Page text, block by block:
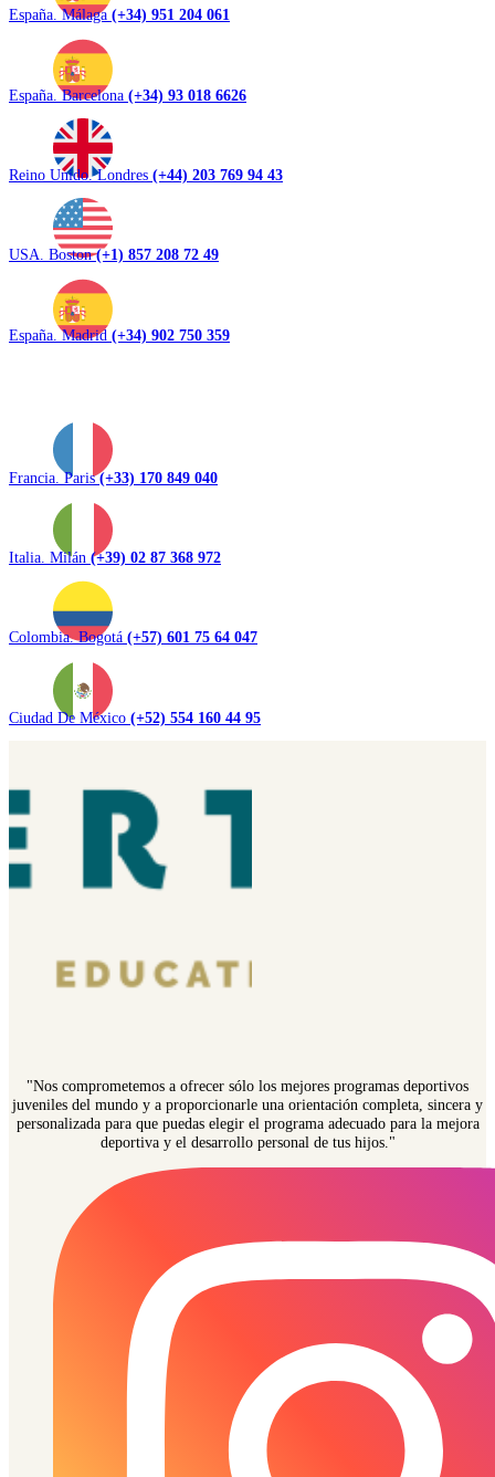
España. Málaga (+34) 951 204 061
España. Barcelona (+34) 93 018 6626
Reino Unido. Londres (+44) 203 769 94 43
USA. Boston(+1) 857 208 72 49
España. Madrid (+34) 902 750 359
Francia. Paris(+33) 170 849 040
Italia. Milán (+39) 02 87 368 972
Colombia. Bogotá (+57) 601 75 64 047
Ciudad De México (+52) 554 160 44 95
"Nos comprometemos a ofrecer sólo los mejores programas deportivos
juveniles del mundo y a proporcionarle una orientación completa, sincera y
personalizada para que puedas elegir el programa adecuado para la mejora
deportiva y el desarrollo personal de tus hijos."